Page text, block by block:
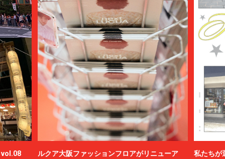
vol.08
ルクア大阪ファッションフロアがリニューア
私たちが